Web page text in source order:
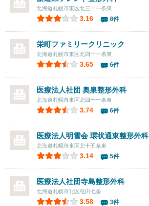
北海道札幌市東区北三十一条東
3.16 8件
栄町ファミリークリニック
北海道札幌市東区北四十一条東
3.65 6件
医療法人社団 奥泉整形外科
北海道札幌市東区北四十一条東
3.74 6件
医療法人明雪会 環状通東整形外科
北海道札幌市東区北十五条東
3.14 5件
医療法人社団寺島整形外科
北海道札幌市北区屯田七条
3.58 3件